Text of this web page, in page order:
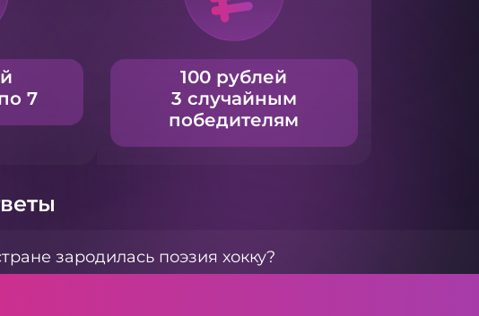
7
100 рублей
3 случайным
победителям
зародилась поэзия хокку?